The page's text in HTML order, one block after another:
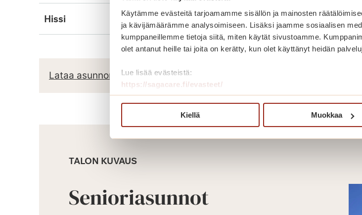
Käytämme evästeitä tarjoamamme sisällön ja mainosten
ja kävijämäärämme analysoimiseen. Lisäksi jaamme sosiaalisen
kumppaneillemme tietoja siitä, miten käytät sivustoamme.
olet antanut heille tai joita on kerätty, kun olet käyttänyt heidän
Lue lisää evästeistä:
https://sagacare.fi/evasteet/
Kiellä Muokkaa
hissi kyllä, 2kpl
Lataa asunnon pohjapiirros
TALON KUVAUS
Senioriasunnot